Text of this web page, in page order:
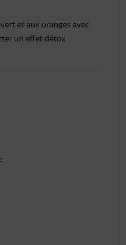
et aux oranges avec
un effet détox